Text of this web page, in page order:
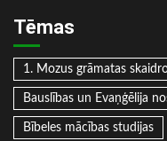
Tēmas
1. Mozus grāmatas
Bauslības un Evaņģēlija
Bībeles mācības studijas